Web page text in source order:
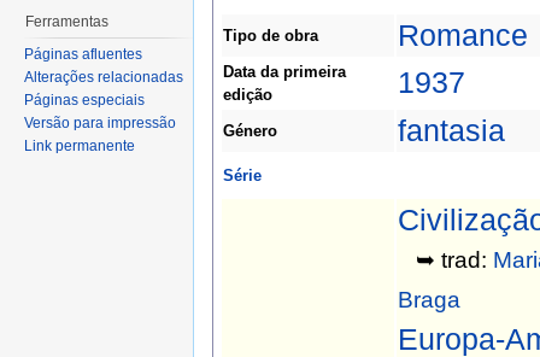
Tipo de obra Romance
Data da primeira
edição
1937
Género fantasia
Série
➥ trad:
Braga
Europa-
Ferramentas
Páginas afluentes
Alterações relacionadas
Páginas especiais
Versão para impressão
Link permanente